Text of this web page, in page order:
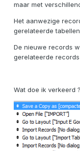
maar met
Het aanwezige
gerelateerde
De nieuwe records
gerelateerde
Wat doe ik verkeerd ?